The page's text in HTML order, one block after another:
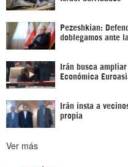
Pezeshkian:
doblegamos ante
Irán busca
Económica
Irán insta a
propia
Ver más